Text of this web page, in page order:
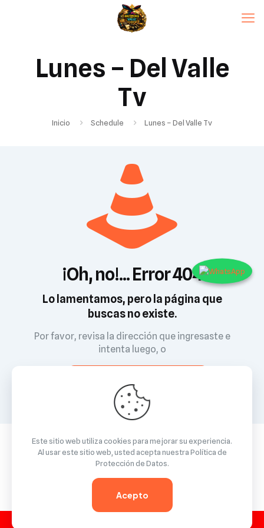
Lunes – Del Valle
Tv
Inicio Schedule Lunes – Del Valle Tv
¡Oh, no!... Error 404
Lo lamentamos, pero la página que
buscas no existe.
Por favor, revisa la dirección que ingresaste e
intenta luego, o
Ve a la página de inicio
Powered by
WordPress
Este sitio web utiliza cookies para mejorar su experiencia.
Al usar este sitio web, usted acepta nuestraPolítica de
Protección de Datos.
Acepto